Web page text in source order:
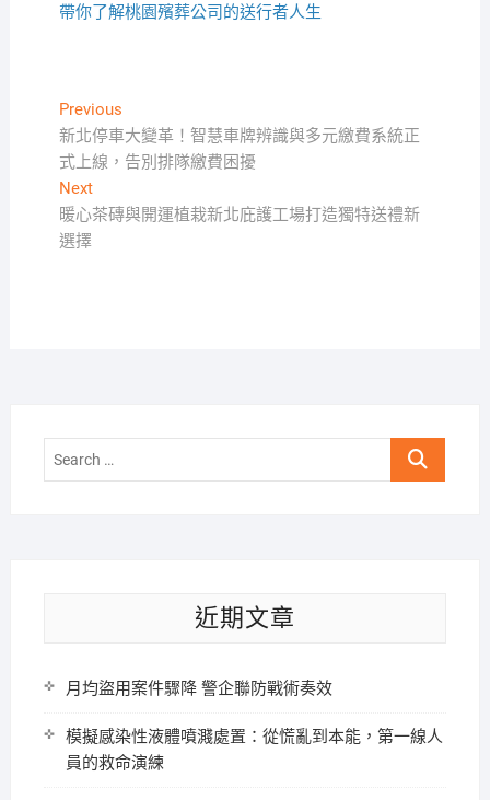
帶你了解桃園殯葬公司的送行者人生
文
章
導
覽
PreviousPrevious
post:
新北停車大變革！智慧車牌辨識與多元繳費系統正
式上線，告別排隊繳費困擾
NextNext
post:
暖心茶磚與開運植栽新北庇護工場打造獨特送禮新
選擇
Search
近期文章
月均盜用案件驟降 警企聯防戰術奏效
模擬感染性液體噴濺處置：從慌亂到本能，第一線人
員的救命演練